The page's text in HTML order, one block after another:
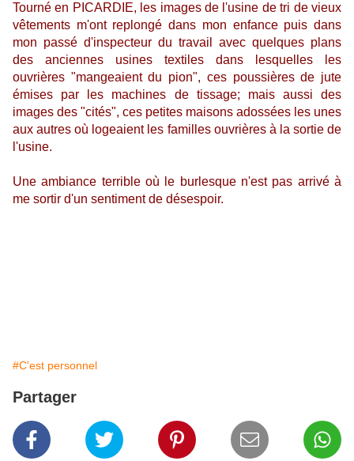
Tourné en PICARDIE, les images de l'usine de tri de vieux
vêtements m'ont replongé dans mon enfance puis dans
mon passé d'inspecteur du travail avec quelques plans
des anciennes usines textiles dans lesquelles les
ouvrières "mangeaient du pion", ces poussières de jute
émises par les machines de tissage; mais aussi des
images des "cités", ces petites maisons adossées les unes
aux autres où logeaient les familles ouvrières à la sortie de
l'usine.
Une ambiance terrible où le burlesque n'est pas arrivé à
me sortir d'un sentiment de désespoir.
#C'est personnel
Partager